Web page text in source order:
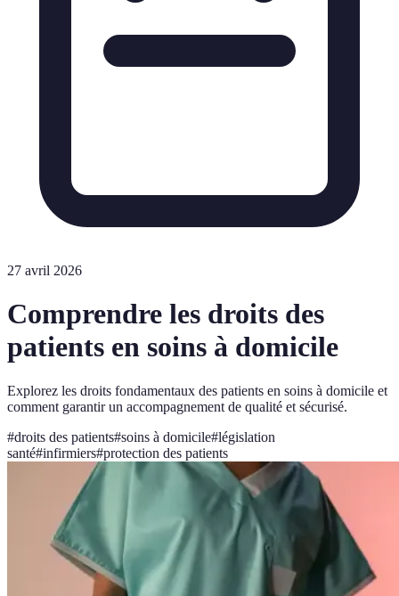
27 avril 2026
Comprendre les droits des
patients en soins à domicile
Explorez les droits fondamentaux des patients en soins à domicile et
comment garantir un accompagnement de qualité et sécurisé.
#droits des patients#soins à domicile#législation
santé#infirmiers#protection des patients